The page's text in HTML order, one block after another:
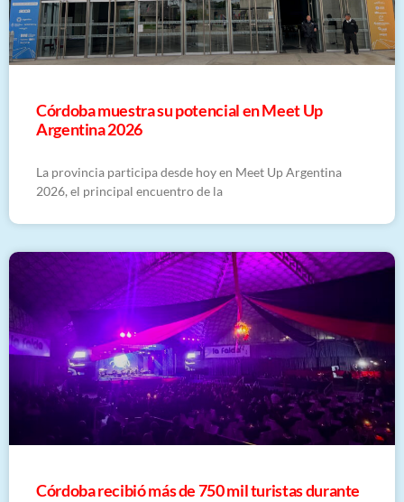
Córdoba muestra su potencial en Meet Up
Argentina 2026
La provincia participa desde hoy en Meet Up Argentina
2026, el principal encuentro de la
Córdoba recibió más de 750 mil turistas durante